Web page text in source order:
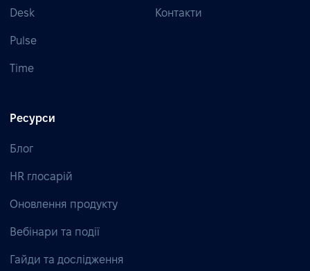
Desk
Pulse
Time
Контакти
Ресурси
Блог
HR глосарій
Оновлення продукту
Вебінари та події
Гайди та дослідження